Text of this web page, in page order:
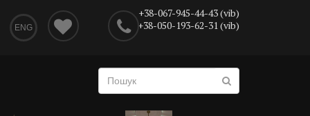
ENG
+38-067-945-44-43 (vib)
+38-050-193-62-31 (vib)